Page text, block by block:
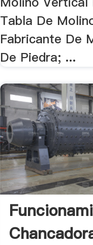
Tabla De
Fabricante De
De Piedra; ...